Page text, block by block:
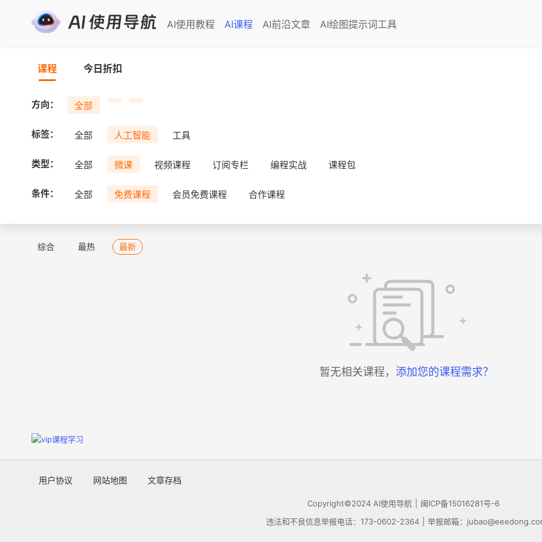
AI使用教程 AI课程 AI前沿文章 AI绘图提示词工具
课程 今日折扣
方向： 全部
标签： 全部 人工智能 工具
类型： 全部 微课 视频课程 订阅专栏 编程实战 课程包
条件： 全部 免费课程 会员免费课程 合作课程
综合 最热 最新
暂无相关课程， 添加您的课程需求？
用户协议 网站地图 文章存档
Copyright©2024 AI使用导航
闽ICP备15016281号-6
违法和不良信息举报电话：173-0602-2364
举报邮箱：